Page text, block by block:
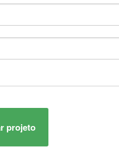
de Artistas e Repertórios
de Redes
PostgreSQL
Framework
projeto